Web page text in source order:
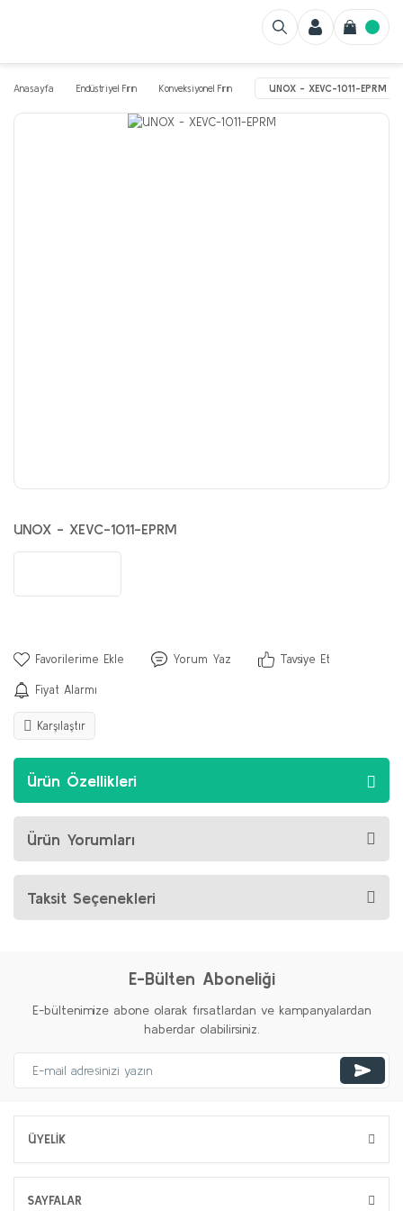
Anasayfa Endüstriyel Fırın Konveksiyonel Fırın UNOX - XEVC-1011-EPRM
UNOX - XEVC-1011-EPRM
Yorum Yaz Tavsiye Et
Fiyat Alarmı
Karşılaştır
Ürün Özellikleri
Ürün Yorumları
Taksit Seçenekleri
E-Bülten Aboneliği
E-bültenimize abone olarak fırsatlardan ve kampanyalardan
haberdar olabilirsiniz.
ÜYELİK
SAYFALAR